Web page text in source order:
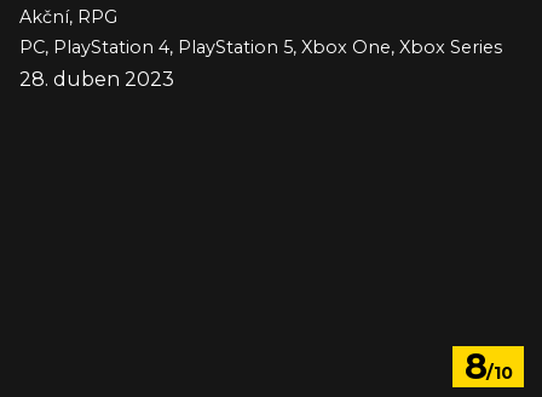
Akční, RPG
PC, PlayStation 4, PlayStation 5, Xbox One, Xbox Series
28. duben 2023
8/10